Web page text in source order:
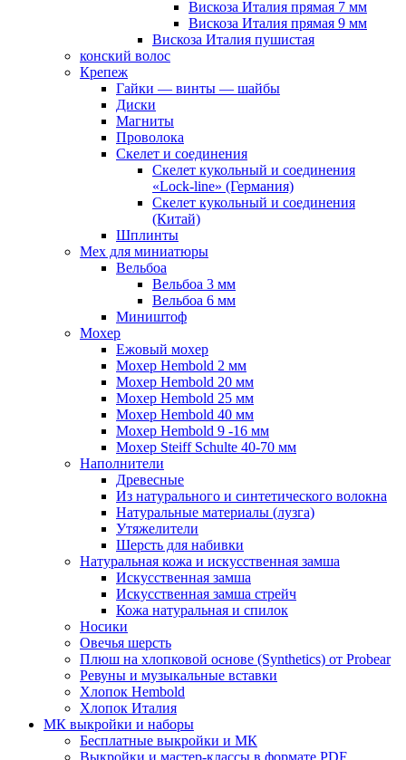
Вискоза Италия прямая 7 мм
Вискоза Италия прямая 9 мм
Вискоза Италия пушистая
конский волос
Крепеж
Гайки — винты — шайбы
Диски
Магниты
Проволока
Скелет и соединения
Скелет кукольный и соединения
«Lock-line» (Германия)
Скелет кукольный и соединения
(Китай)
Шплинты
Мех для миниатюры
Вельбоа
Вельбоа 3 мм
Вельбоа 6 мм
Миништоф
Мохер
Ежовый мохер
Мохер Hembold 2 мм
Мохер Hembold 20 мм
Мохер Hembold 25 мм
Мохер Hembold 40 мм
Мохер Hembold 9 -16 мм
Мохер Steiff Schulte 40-70 мм
Наполнители
Древесные
Из натурального и синтетического волокна
Натуральные материалы (лузга)
Утяжелители
Шерсть для набивки
Натуральная кожа и искусственная замша
Искусственная замша
Искусственная замша стрейч
Кожа натуральная и спилок
Носики
Овечья шерсть
Плюш на хлопковой основе (Synthetics) от Probear
Ревуны и музыкальные вставки
Хлопок Hembold
Хлопок Италия
МК выкройки и наборы
Бесплатные выкройки и МК
Выкройки и мастер-классы в формате PDF